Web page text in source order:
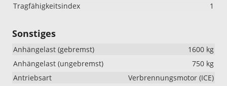
Tragfähigkeitsindex
1
Sonstiges
Anhängelast (gebremst)
1600 kg
Anhängelast (ungebremst)
750 kg
Antriebsart
Verbrennungsmotor (ICE)